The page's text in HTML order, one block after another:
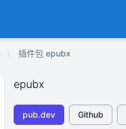
插件包 epubx
epubx
pub.dev Github